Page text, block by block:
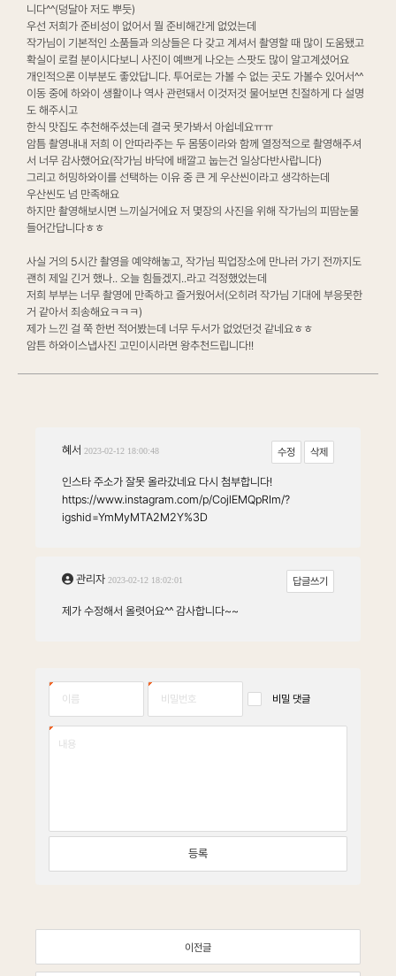
니다^^(덩달아 저도 뿌듯)
우선 저희가 준비성이 없어서 뭘 준비해간게 없었는데
작가님이 기본적인 소품들과 의상들은 다 갖고 계셔서 촬영할 때 많이 도움됐고
확실이 로컬 분이시다보니 사진이 예쁘게 나오는 스팟도 많이 알고계셨어요
개인적으론 이부분도 좋았답니다. 투어로는 가볼 수 없는 곳도 가볼수 있어서^^
이동 중에 하와이 생활이나 역사 관련돼서 이것저것 물어보면 친절하게 다 설명
도 해주시고
한식 맛집도 추천해주셨는데 결국 못가봐서 아쉽네요ㅠㅠ
암틈 촬영내내 저희 이 안따라주는 두 몸뚱이라와 함께 열정적으로 촬영해주셔
서 너무 감사했어요(작가님 바닥에 배깔고 눕는건 일상다반사랍니다)
그리고 허밍하와이를 선택하는 이유 중 큰 게 우산씬이라고 생각하는데
우산씬도 넘 만족해요
하지만 촬영해보시면 느끼실거에요 저 몇장의 사진을 위해 작가님의 피땀눈물
들어간답니다ㅎㅎ
사실 거의 5시간 촬영을 예약해놓고, 작가님 픽업장소에 만나러 가기 전까지도
괜히 제일 긴거 했나.. 오늘 힘들겠지..라고 걱정했었는데
저희 부부는 너무 촬영에 만족하고 즐거웠어서(오히려 작가님 기대에 부응못한
거 같아서 죄송해요ㅋㅋㅋ)
제가 느낀 걸 쭉 한번 적어봤는데 너무 두서가 없었던것 같네요ㅎㅎ
암튼 하와이스냅사진 고민이시라면 왕추천드립니다!!
댓
혜서 2023-02-12 18:00:48
인스타 주소가 잘못 올라갔네요 다시 첨부합니다!
https://www.instagram.com/p/CojlEMQpRIm/?
igshid=YmMyMTA2M2Y%3D
댓 관리자 2023-02-12 18:02:01
제가 수정해서 올렷어요^^ 감사합니다~~
댓
비밀 댓글
이전글